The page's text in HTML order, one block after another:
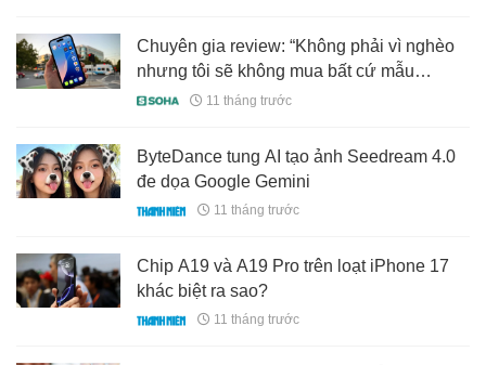
Chuyên gia review: “Không phải vì nghèo
nhưng tôi sẽ không mua bất cứ mẫu
iPhone 17 nào trong năm nay”
11 tháng trước
ByteDance tung AI tạo ảnh Seedream 4.0
đe dọa Google Gemini
11 tháng trước
Chip A19 và A19 Pro trên loạt iPhone 17
khác biệt ra sao?
11 tháng trước